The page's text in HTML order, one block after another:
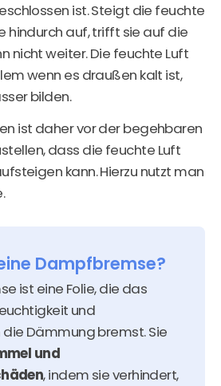
ist. Steigt die feuchte
hindurch auf, trifft sie auf die
nicht weiter. Die feuchte Luft
wenn es draußen kalt ist,
bilden.
ist daher vor der begehbaren
dass die feuchte Luft
kann. Hierzu nutzt man
Dampfbremse?
ist eine Folie, die das
und
Dämmung bremst. Sie
und
, indem sie verhindert,